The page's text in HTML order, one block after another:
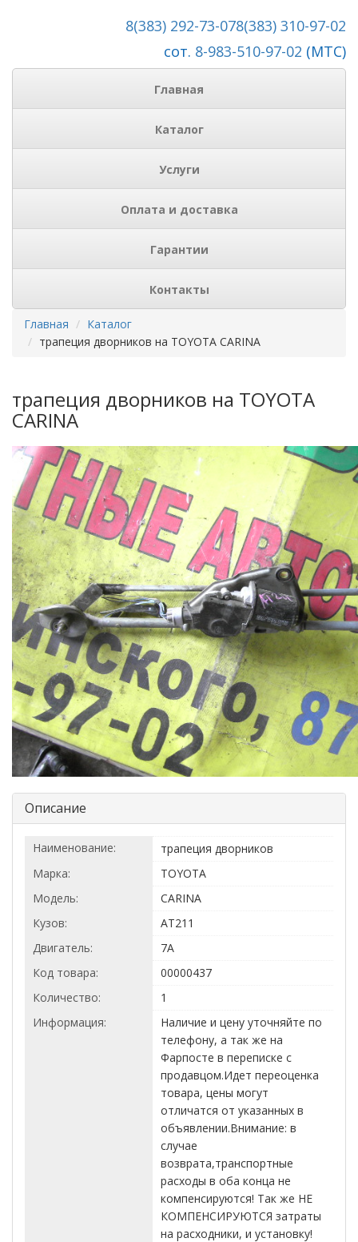
8(383) 310-97-02
8(383) 292-73-07
сот. 8-983-510-97-02 (МТС)
Главная
Каталог
Услуги
Оплата и доставка
Гарантии
Контакты
Главная
Каталог
трапеция дворников на TOYOTA CARINA
трапеция дворников на TOYOTA
CARINA
Описание
Наименование:
трапеция дворников
Марка:
TOYOTA
Модель:
CARINA
Кузов:
AT211
Двигатель:
7A
Код товара:
00000437
Количество:
1
Информация:
Наличие и цену уточняйте по
телефону, а так же на
Фарпосте в переписке с
продавцом.Идет переоценка
товара, цены могут
отличатся от указанных в
объявлении.Внимание: в
случае
возврата,транспортные
расходы в оба конца не
компенсируются! Так же НЕ
КОМПЕНСИРУЮТСЯ затраты
на расходники, и установку!